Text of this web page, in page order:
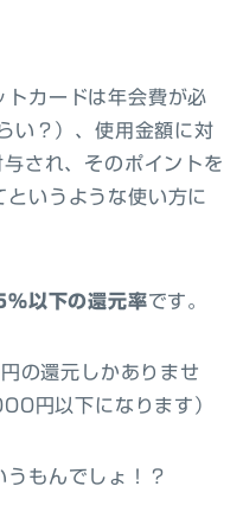
トカードは年会費が必
？）、使用金額に対
され、そのポイントを
いうような使い方に
以下の還元率です。
の還元しかありませ
円以下になります）
もんでしょ！？